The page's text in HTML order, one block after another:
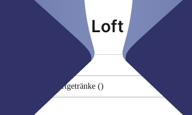
Loft -
Tee und Softgetränke ()